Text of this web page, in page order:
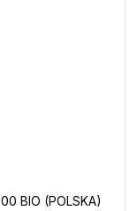
BIO (POLSKA)